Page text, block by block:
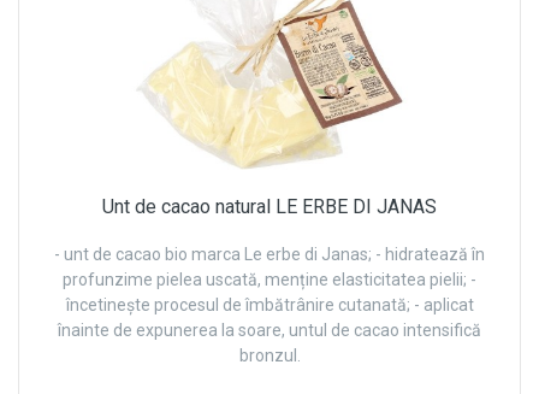
Unt de cacao natural LE ERBE DI JANAS
- unt de cacao bio marca Le erbe di Janas; - hidratează în
profunzime pielea uscată, menține elasticitatea pielii; -
încetinește procesul de îmbătrânire cutanată; - aplicat
înainte de expunerea la soare, untul de cacao intensifică
bronzul.